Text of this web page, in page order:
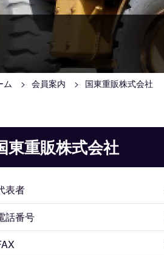
ム 会員案内 国東重販株式会社
東重販株式会社
表者
話番号